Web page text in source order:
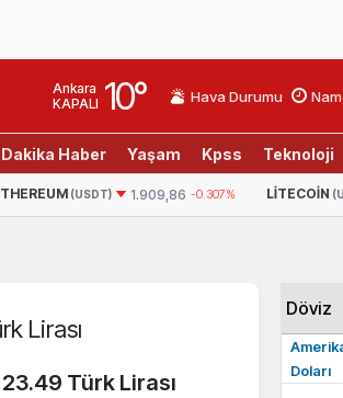
Ankara
KAPALI 10° Hava Durumu
Haber Yaşam Kpss Teknoloji
(USDT) 1.909,86 -0.307% LITECOIN
Lirası
23.49 Türk Lirası
Döviz
Doları